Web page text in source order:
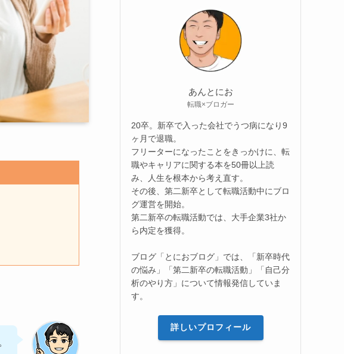
あんとにお
転職×ブロガー
20卒。新卒で入った会社でうつ病になり9
ヶ月で退職。
フリーターになったことをきっかけに、転
職やキャリアに関する本を50冊以上読
み、人生を根本から考え直す。
その後、第二新卒として転職活動中にブロ
グ運営を開始。
第二新卒の転職活動では、大手企業3社か
ら内定を獲得。
ブログ「とにおブログ」では、「新卒時代
の悩み」「第二新卒の転職活動」「自己分
析のやり方」について情報発信していま
す。
詳しいプロフィール